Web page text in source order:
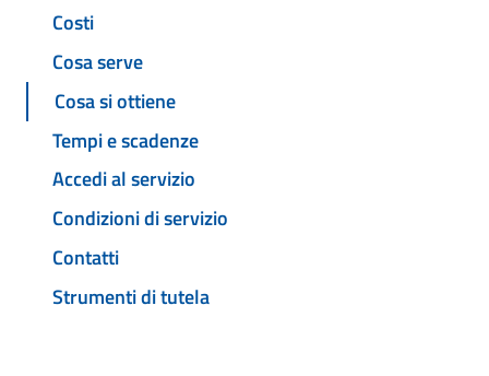
Costi
Cosa serve
Cosa si ottiene
Tempi e scadenze
Accedi al servizio
Condizioni di servizio
Contatti
Strumenti di tutela